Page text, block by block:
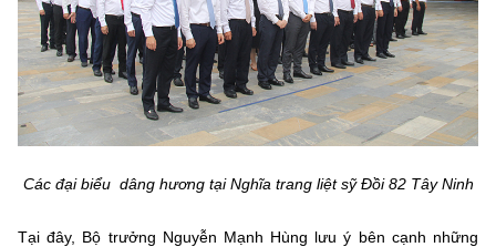
Các đại biểu dâng hương tại Nghĩa trang liệt sỹ Đồi 82 Tây Ninh
Tại đây, Bộ trưởng Nguyễn Mạnh Hùng lưu ý bên cạnh những